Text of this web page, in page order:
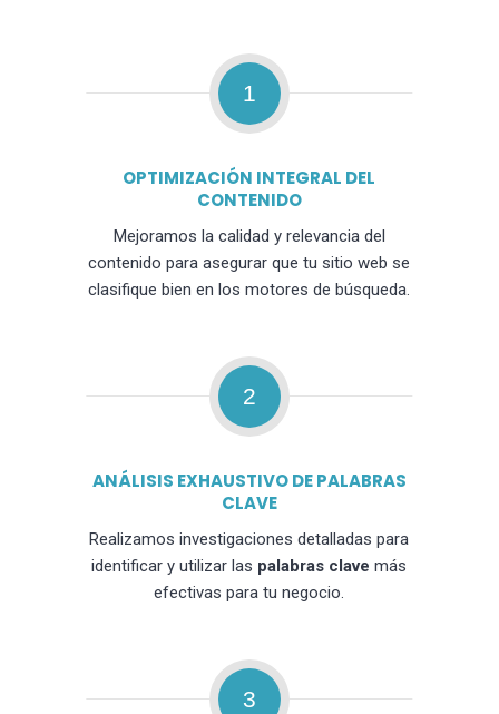
1
OPTIMIZACIÓN INTEGRAL DEL
CONTENIDO
Mejoramos la calidad y relevancia del
contenido para asegurar que tu sitio web se
clasifique bien en los motores de búsqueda.
2
ANÁLISIS EXHAUSTIVO DE PALABRAS
CLAVE
Realizamos investigaciones detalladas para
identificar y utilizar las palabras clave más
efectivas para tu negocio.
3